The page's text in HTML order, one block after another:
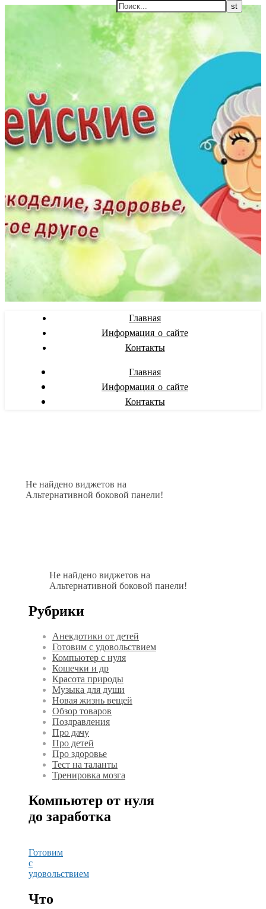
Главная
Информация о сайте
Контакты
Главная
Информация о сайте
Контакты
Не найдено виджетов на
Альтернативной боковой панели!
Не найдено виджетов на
Альтернативной боковой панели!
Рубрики
Анекдотики от детей
Готовим с удовольствием
Компьютер с нуля
Кошечки и др
Красота природы
Музыка для души
Новая жизнь вещей
Обзор товаров
Поздравления
Про дачу
Про детей
Про здоровье
Тест на таланты
Тренировка мозга
Компьютер от нуля
до заработка
Готовим
с
удовольствием
Что